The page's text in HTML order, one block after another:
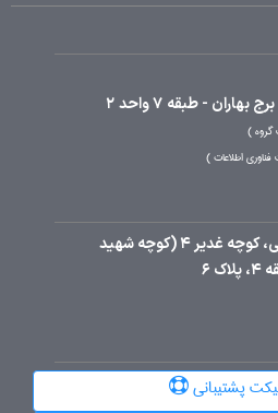
- طبقه 7 واحد 2
اطلاعات
البرز، نظرآباد، الغدیر جنوبی، کوچه غدیر 4 (کوچه شهید
6
پشتیبانی